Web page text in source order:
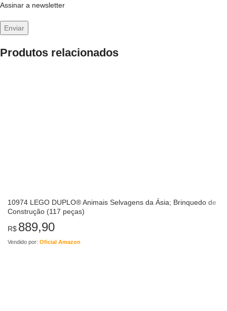
Assinar a newsletter
Produtos relacionados
10974 LEGO DUPLO® Animais Selvagens da Ásia; Brinquedo de
Construção (117 peças)
R$ 889,90
Vendido por: Oficial Amazon